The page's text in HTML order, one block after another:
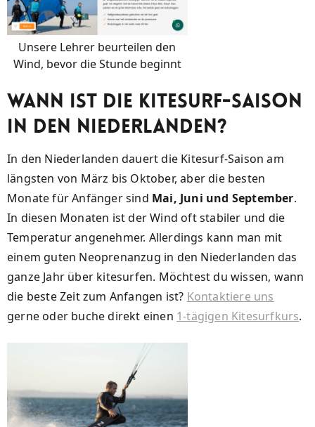
Unsere Lehrer beurteilen den
Wind, bevor die Stunde beginnt
Wann ist die Kitesurf-Saison
in den Niederlanden?
In den Niederlanden dauert die Kitesurf-Saison am
längsten von März bis Oktober, aber die besten
Monate für Anfänger sind Mai, Juni und September.
In diesen Monaten ist der Wind oft stabiler und die
Temperatur angenehmer. Allerdings kann man mit
einem guten Neoprenanzug in den Niederlanden das
ganze Jahr über kitesurfen. Möchtest du wissen, wann
die beste Zeit zum Anfangen ist? Kontaktiere uns
gerne oder buche direkt einen 1-tägigen Kitesurfkurs.